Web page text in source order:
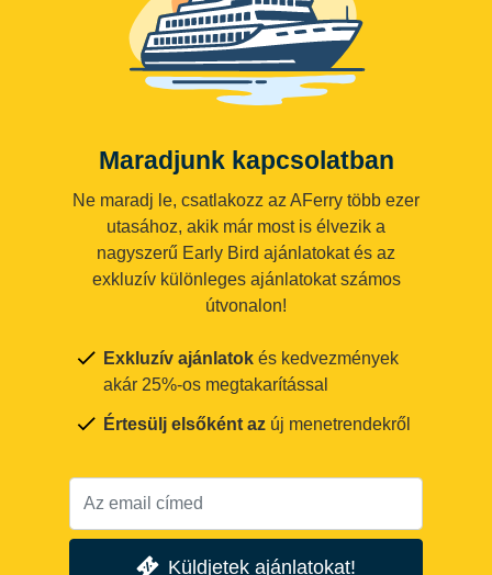
Maradjunk kapcsolatban
Ne maradj le, csatlakozz az AFerry több ezer
utasához, akik már most is élvezik a
nagyszerű Early Bird ajánlatokat és az
exkluzív különleges ajánlatokat számos
útvonalon!
Exkluzív ajánlatok és kedvezmények
akár 25%-os megtakarítással
Értesülj elsőként az új menetrendekről
Küldjetek ajánlatokat!